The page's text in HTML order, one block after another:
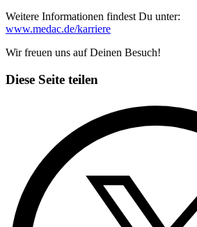
Weitere Informationen findest Du unter:
www.medac.de/karriere
Wir freuen uns auf Deinen Besuch!
Diese Seite teilen